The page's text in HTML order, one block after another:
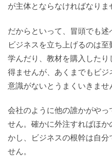
が主体とならなければなりま
だからといって、冒頭でも
ビジネスを立ち上げるのは
学んだり、教材を購入した
得ませんが、あくまでもビ
意識がないとうまくいきませ
会社のように他の誰かがや
せん。確かに外注すればほ
かし、ビジネスの根幹は自
せん。